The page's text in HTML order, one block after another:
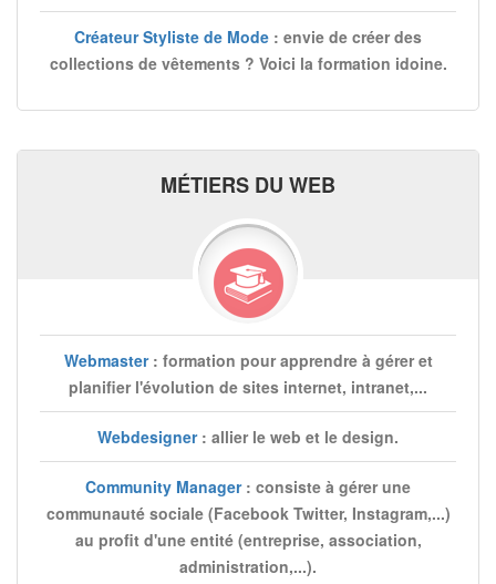
Créateur Styliste de Mode : envie de créer des
collections de vêtements ? Voici la formation idoine.
MÉTIERS DU WEB
Webmaster: formation pour apprendre à gérer et
planifier l'évolution de sites internet, intranet,...
Webdesigner: allier le web et le design.
Community Manager: consiste à gérer une
communauté sociale (Facebook Twitter, Instagram,...)
au profit d'une entité (entreprise, association,
administration,...).